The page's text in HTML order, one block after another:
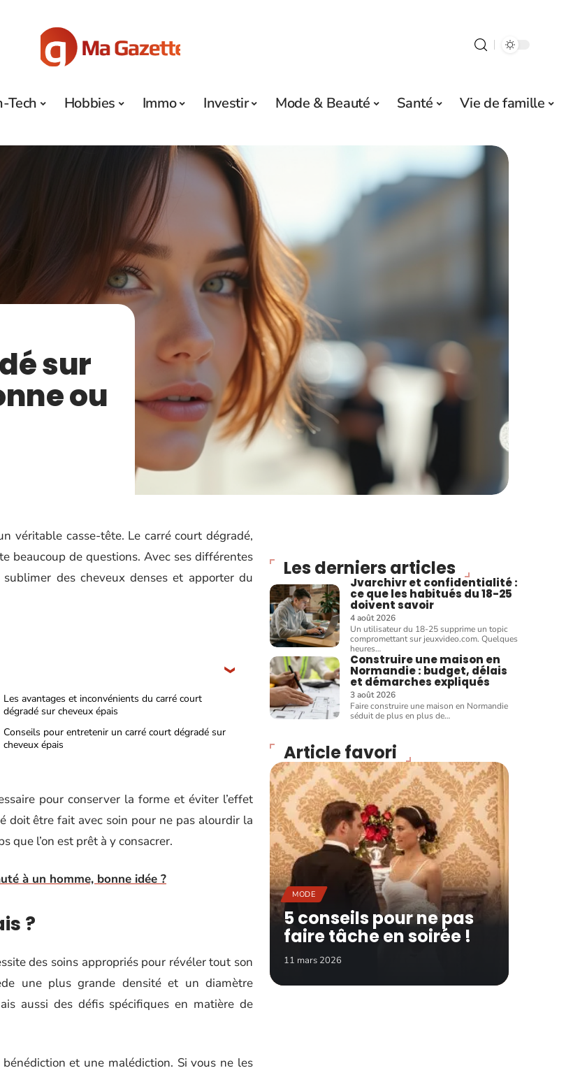
Tech Hobbies Immo Investir Mode & Beauté Santé Vie de famille
sur
ou
véritable casse-tête. Le carré court dégradé,
beaucoup de questions. Avec ses différentes
des cheveux denses et apporter du
Les avantages et inconvénients du carré court
dégradé sur cheveux épais
Conseils pour entretenir un carré court dégradé sur
cheveux épais
pour conserver la forme et éviter l’effet
doit être fait avec soin pour ne pas alourdir la
que l’on est prêt à y consacrer.
à un homme, bonne idée ?
?
des soins appropriés pour révéler tout son
une plus grande densité et un diamètre
aussi des défis spécifiques en matière de
et une malédiction. Si vous ne les
Les derniers articles
Jvarchivr et confidentialité :
ce que les habitués du 18-25
doivent savoir
4 août 2026
Un utilisateur du 18-25 supprime un topic
compromettant sur jeuxvideo.com. Quelques
heures…
Construire une maison en
Normandie : budget, délais
et démarches expliqués
3 août 2026
Faire construire une maison en Normandie
séduit de plus en plus de…
Article favori
MODE
5 conseils pour ne pas
faire tâche en soirée !
11 mars 2026